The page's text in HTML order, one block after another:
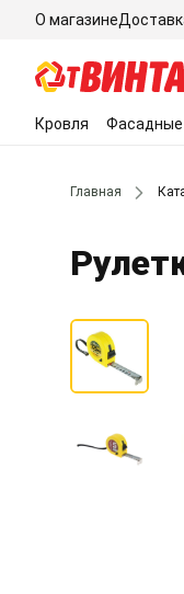
О магазине
Кровля
Главная